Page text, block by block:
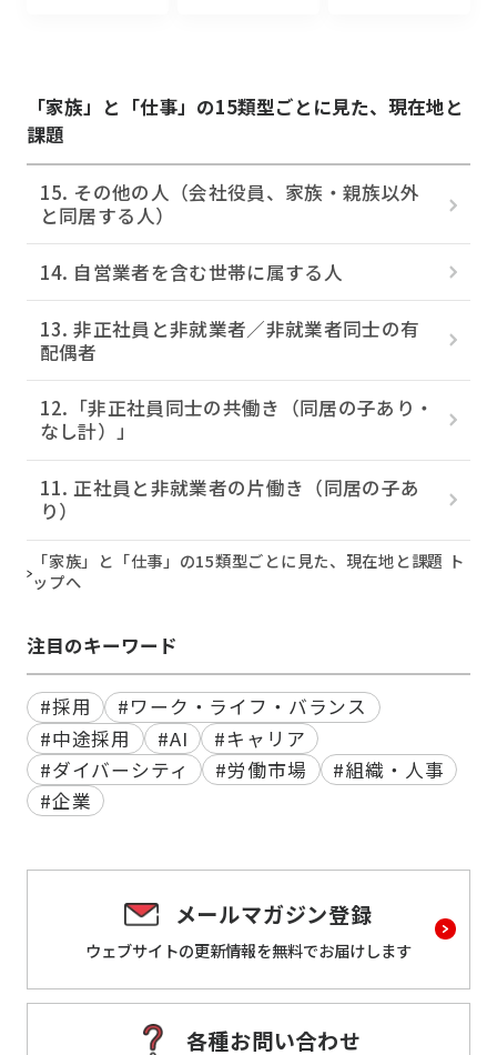
「家族」と「仕事」の15類型ごとに見た、現在地と
課題
15. その他の人（会社役員、家族・親族以外
と同居する人）
14. 自営業者を含む世帯に属する人
13. 非正社員と非就業者／非就業者同士の有
配偶者
12.「非正社員同士の共働き（同居の子あり・
なし計）」
11. 正社員と非就業者の片働き（同居の子あ
り）
「家族」と「仕事」の15類型ごとに見た、現在地と課題 ト
ップへ
注目のキーワード
#採用
#ワーク・ライフ・バランス
#中途採用
#AI
#キャリア
#ダイバーシティ
#労働市場
#組織・人事
#企業
メールマガジン登録
ウェブサイトの更新情報を無料でお届けします
各種お問い合わせ